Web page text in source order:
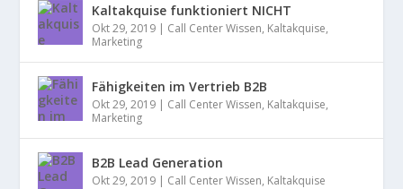
Kaltakquise funktioniert NICHT
Okt 29, 2019 | Call Center Wissen, Kaltakquise,
Marketing
Fähigkeiten im Vertrieb B2B
Okt 29, 2019 | Call Center Wissen, Kaltakquise,
Marketing
B2B Lead Generation
Okt 29, 2019 | Call Center Wissen, Kaltakquise